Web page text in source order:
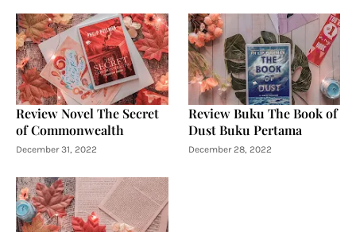
Review Novel The Secret
of Commonwealth
December 31, 2022
Review Buku The Book of
Dust Buku Pertama
December 28, 2022